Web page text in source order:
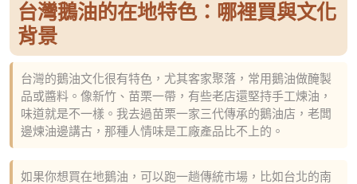
台灣鵝油的在地特色：哪裡買與文化
背景
台灣的鵝油文化很有特色，尤其客家聚落，常用鵝油做醃製
品或醬料。像新竹、苗栗一帶，有些老店還堅持手工煉油，
味道就是不一樣。我去過苗栗一家三代傳承的鵝油店，老闆
邊煉油邊講古，那種人情味是工廠產品比不上的。
如果你想買在地鵝油，可以跑一趟傳統市場，比如台北的南